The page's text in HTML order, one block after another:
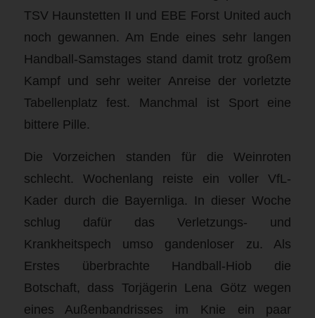
TSV Haunstetten II und EBE Forst United auch
noch gewannen. Am Ende eines sehr langen
Handball-Samstages stand damit trotz großem
Kampf und sehr weiter Anreise der vorletzte
Tabellenplatz fest. Manchmal ist Sport eine
bittere Pille.
Die Vorzeichen standen für die Weinroten
schlecht. Wochenlang reiste ein voller VfL-
Kader durch die Bayernliga. In dieser Woche
schlug dafür das Verletzungs- und
Krankheitspech umso gandenloser zu. Als
Erstes überbrachte Handball-Hiob die
Botschaft, dass Torjägerin Lena Götz wegen
eines Außenbandrisses im Knie ein paar